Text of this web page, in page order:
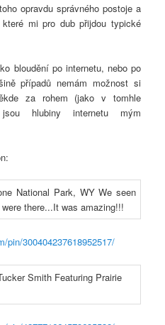
opravdu správného postoje a
mi pro dub přijdou typické
bloudění po internetu, nebo po
případů nemám možnost si
za rohem (jako v tomhle
hlubiny internetu mým
pin/300404237618952517/